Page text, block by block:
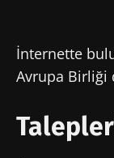
İnternette
Avrupa Birliği